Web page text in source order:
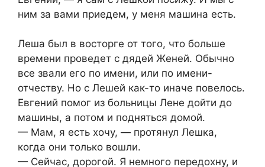
ним за вами приедем, у меня машина есть.
Леша был в восторге от того, что больше
времени проведет с дядей Женей. Обычно
все звали его по имени, или по имени-
отчеству. Но с Лешей как-то иначе повелось.
Евгений помог из больницы Лене дойти до
машины, а потом и подняться домой.
— Мам, я есть хочу, — протянул Лешка,
когда они только вошли.
— Сейчас, дорогой. Я немного передохну, и